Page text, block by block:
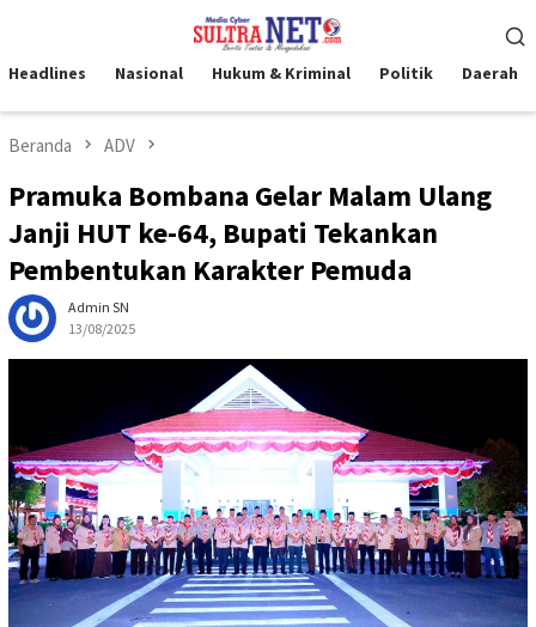
kontenMobile
Headlines Nasional Hukum & Kriminal Politik Daerah
Beranda ADV
Pramuka Bombana Gelar Malam Ulang
Janji HUT ke-64, Bupati Tekankan
Pembentukan Karakter Pemuda
Admin SN
13/08/2025